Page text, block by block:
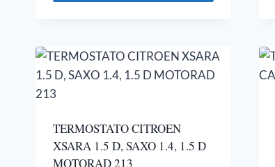
TERMOSTATO CITROEN
XSARA 1.5 D, SAXO 1.4, 1.5 D
MOTORAD 213